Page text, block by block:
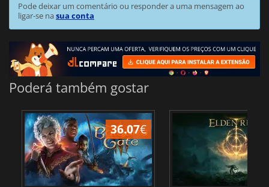
Pode deixar um comentário ou responder a uma mensagem ao
ligar-se nasua conta
Poderá também gostar
36.07€